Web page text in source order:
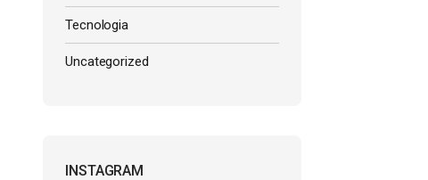
Tecnologia
Uncategorized
INSTAGRAM